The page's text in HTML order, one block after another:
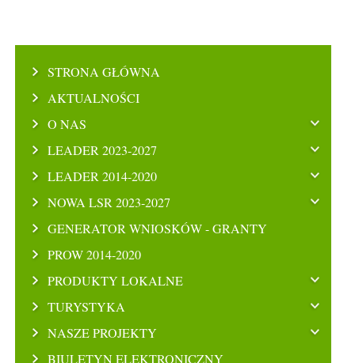
STRONA GŁÓWNA
AKTUALNOŚCI
O NAS
LEADER 2023-2027
LEADER 2014-2020
NOWA LSR 2023-2027
GENERATOR WNIOSKÓW - GRANTY
PROW 2014-2020
PRODUKTY LOKALNE
TURYSTYKA
NASZE PROJEKTY
BIULETYN ELEKTRONICZNY